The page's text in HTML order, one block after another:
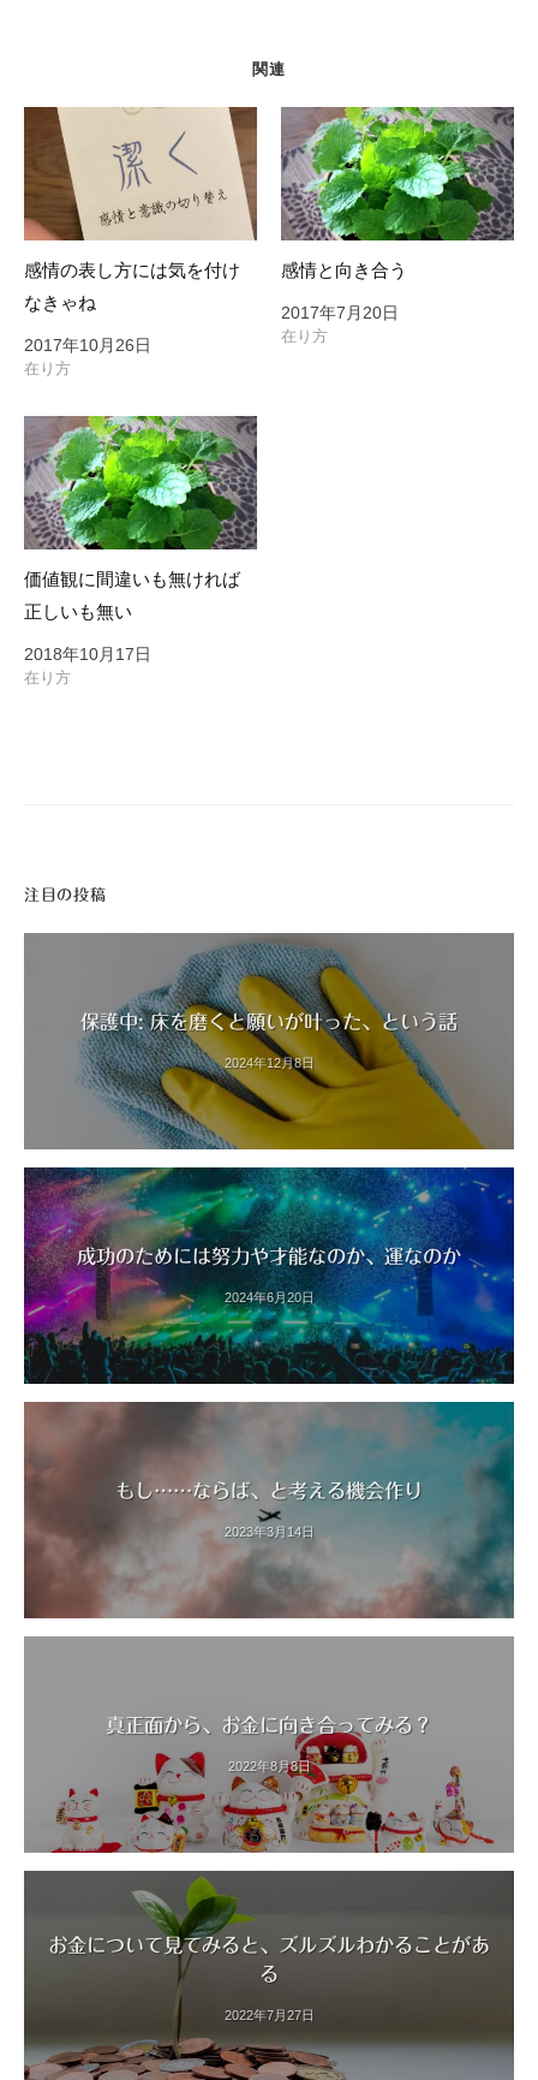
ン
関連
感情の表し方には気を付け
なきゃね
2017年10月26日
在り方
感情と向き合う
2017年7月20日
在り方
価値観に間違いも無ければ
正しいも無い
2018年10月17日
在り方
注目の投稿
保護中: 床を磨くと願いが叶った、という話
2024年12月8日
成功のためには努力や才能なのか、運なのか
2024年6月20日
もし……ならば、と考える機会作り
2023年3月14日
真正面から、お金に向き合ってみる？
2022年8月8日
お金について見てみると、ズルズルわかることがあ
る
2022年7月27日